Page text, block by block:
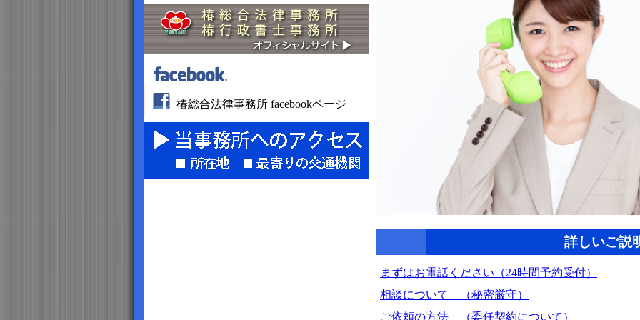
椿総合法律事務所 facebookページ
詳しいご説
まずはお電話ください（24時間予約受付）
相談について （秘密厳守）
ご依頼の方法 （委任契約について）